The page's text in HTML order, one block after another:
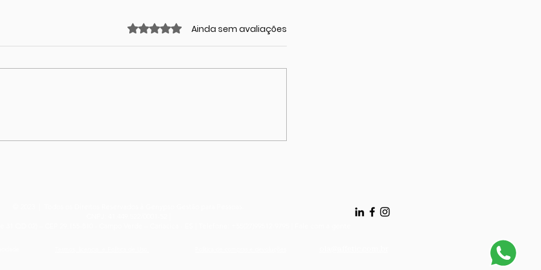
enfrentando
para viagens em família!
Avaliado com 0 de 5 estrelas.
Ainda sem avaliações